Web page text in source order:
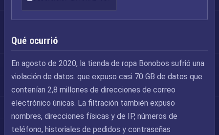
Qué ocurrió
En agosto de 2020, la tienda de ropa Bonobos sufrió una
violación de datos. que expuso casi 70 GB de datos que
contenían 2,8 millones de direcciones de correo
electrónico únicas. La filtración también expuso
nombres, direcciones físicas y de IP, números de
teléfono, historiales de pedidos y contraseñas